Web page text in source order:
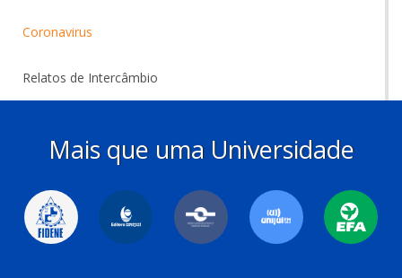
Coronavirus
Relatos de Intercâmbio
Mais que uma Universidade